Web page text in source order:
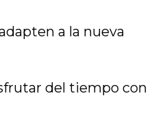
a la nueva
del tiempo con